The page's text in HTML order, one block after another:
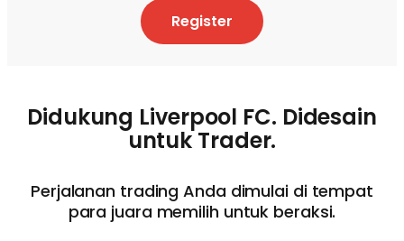
Register
Didukung Liverpool FC. Didesain
untuk Trader.
Perjalanan trading Anda dimulai di tempat
para juara memilih untuk beraksi.